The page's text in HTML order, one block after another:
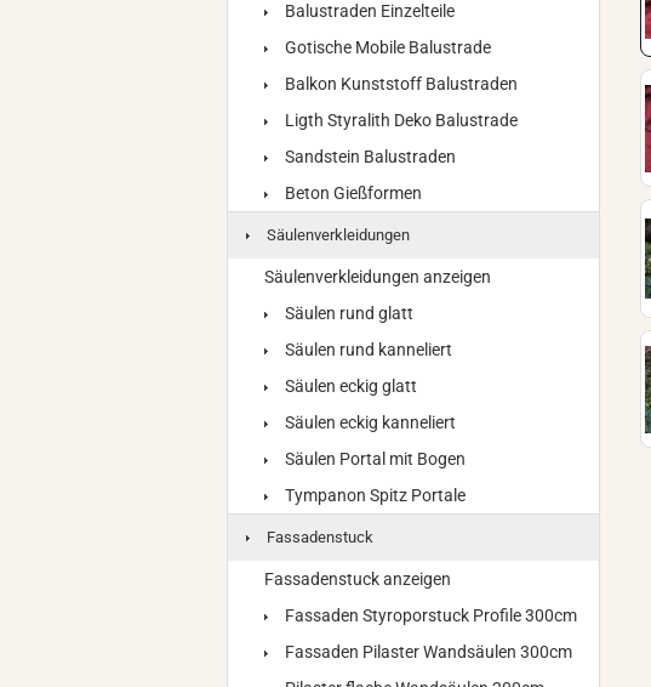
Balustraden Einzelteile
Gotische Mobile Balustrade
Balkon Kunststoff Balustraden
Ligth Styralith Deko Balustrade
Sandstein Balustraden
Beton Gießformen
Säulenverkleidungen
Säulenverkleidungen anzeigen
Säulen rund glatt
Säulen rund kanneliert
Säulen eckig glatt
Säulen eckig kanneliert
Säulen Portal mit Bogen
Tympanon Spitz Portale
Fassadenstuck
Fassadenstuck anzeigen
Fassaden Styroporstuck Profile 300cm
Fassaden Pilaster Wandsäulen 300cm